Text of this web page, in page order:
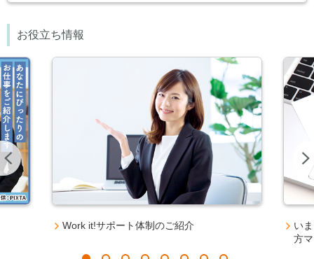
お役立ち情報
Previous
Work it!サポート体制のご紹介
い
方